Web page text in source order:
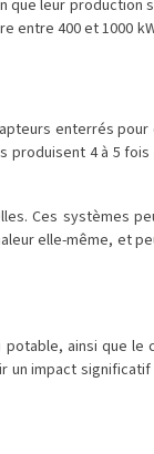
que leur production
400 et 1000
enterrés pour
4 à 5 fois
Ces systèmes
elle-même, et
ainsi que le
un impact